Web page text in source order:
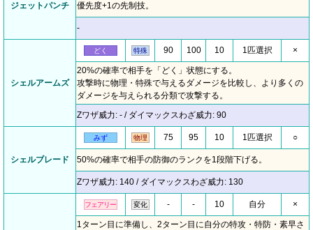
ジェットパンチ 優先度+1の先制技。
-
シェルアームズ
どく 特殊 90 100 10 1匹選択 ×
20%の確率で相手を「どく」状態にする。
攻撃時に物理・特殊で与えるダメージを比較し、より多くの
ダメージを与えられる分類で攻撃する。
Zワザ威力: - / ダイマックスわざ威力: 90
シェルブレード
みず 物理 75 95 10 1匹選択 ○
50%の確率で相手の防御のランクを1段階下げる。
Zワザ威力: 140 / ダイマックスわざ威力: 130
フェアリー 変化 - - 10 自分 ×
1ターン目に準備し、2ターン目に自分の特攻・特防・素早さ